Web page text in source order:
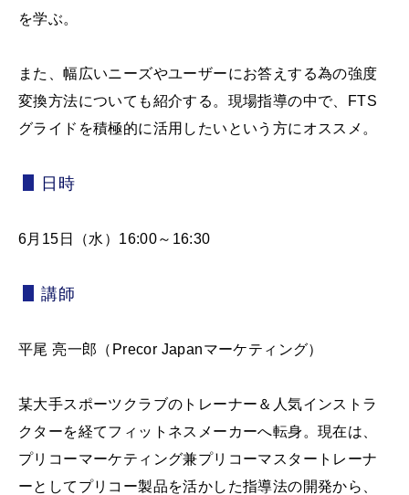
を学ぶ。
また、幅広いニーズやユーザーにお答えする為の強度
変換方法についても紹介する。現場指導の中で、FTS
グライドを積極的に活用したいという方にオススメ。
日時
6月15日（水）16:00～16:30
講師
平尾 亮一郎（Precor Japanマーケティング）
某大手スポーツクラブのトレーナー＆人気インストラ
クターを経てフィットネスメーカーへ転身。現在は、
プリコーマーケティング兼プリコーマスタートレーナ
ーとしてプリコー製品を活かした指導法の開発から、